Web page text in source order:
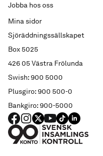
Sjöräddningssällskapet
Box 5025
426 05 Västra Frölunda
Swish: 900 5000
Plusgiro: 900 500-0
Bankgiro: 900-5000
Jobba hos oss
Mina sidor
FACEBOOK
Instagram
X YouTube
TIKTOKLINKED IN